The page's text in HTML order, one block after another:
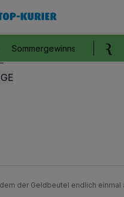
Sommergewinnspiel
der Geldbeutel endlich einmal